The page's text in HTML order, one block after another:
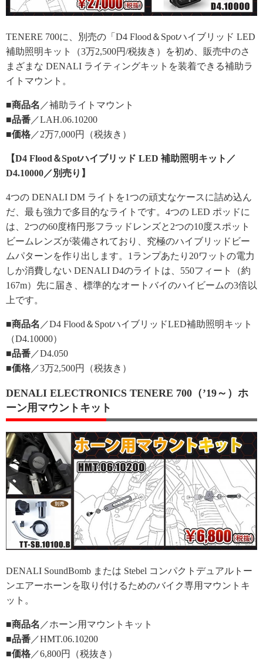
TENERE 700に、別売の「D4 Flood＆Spotハイブリッド LED
補助照明キット（3万2,500円/税抜き）を初め、販売中のさ
まざまな DENALI ライティングキットを装着できる補助ラ
イトマウント。
■商品名 ／補助ライトマウント
■品番 ／LAH.06.10200
■価格 ／2万7,000円（税抜き）
【D4 Flood＆Spotハイブリッド LED 補助照明キット／
D4.10000／別売り】
4つの DENALI DM ライトを1つの頑丈なケースに詰め込ん
だ、最も強力で多目的なライトです。4つの LED ポッドに
は、2つの60度楕円形フラッドレンズと2つの10度スポット
ビームレンズが装備されており、究極のハイブリッドビー
ムパターンを作り出します。1ランプあたり20ワットの電力
しか消費しない DENALI D4のライトは、550フィート（約
167m）先に届き、標準的なオートバイのハイビームの3倍以
上です。
■商品名 ／D4 Flood＆SpotハイブリッドLED補助照明キット
（D4.10000）
■品番 ／D4.050
■価格 ／3万2,500円（税抜き）
DENALI ELECTRONICS TENERE 700（’19～）ホ
ーン用マウントキット
DENALI SoundBomb または Stebel コンパクトデュアルトー
ンエアーホーンを取り付けるためのバイク専用マウントキ
ット。
■商品名 ／ホーン用マウントキット
■品番 ／HMT.06.10200
■価格 ／6,800円（税抜き）